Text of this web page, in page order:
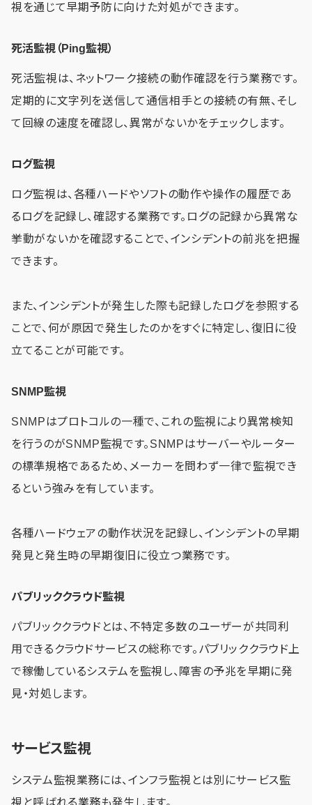
視を通じて早期予防に向けた対処ができます。
死活監視（Ping監視）
死活監視は、ネットワーク接続の動作確認を行う業務です。
定期的に文字列を送信して通信相手との接続の有無、そし
て回線の速度を確認し、異常がないかをチェックします。
ログ監視
ログ監視は、各種ハードやソフトの動作や操作の履歴であ
るログを記録し、確認する業務です。ログの記録から異常な
挙動がないかを確認することで、インシデントの前兆を把握
できます。
また、インシデントが発生した際も記録したログを参照する
ことで、何が原因で発生したのかをすぐに特定し、復旧に役
立てることが可能です。
SNMP監視
SNMPはプロトコルの一種で、これの監視により異常検知
を行うのがSNMP監視です。SNMPはサーバーやルーター
の標準規格であるため、メーカーを問わず一律で監視でき
るという強みを有しています。
各種ハードウェアの動作状況を記録し、インシデントの早期
発見と発生時の早期復旧に役立つ業務です。
パブリッククラウド監視
パブリッククラウドとは、不特定多数のユーザーが共同利
用できるクラウドサービスの総称です。パブリッククラウド上
で稼働しているシステムを監視し、障害の予兆を早期に発
見・対処します。
サービス監視
システム監視業務には、インフラ監視とは別にサービス監
視と呼ばれる業務も発生します。